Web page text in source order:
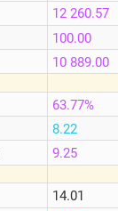
12 260.57
100.00
10 889.00
63.77%
8.22
9.25
14.01